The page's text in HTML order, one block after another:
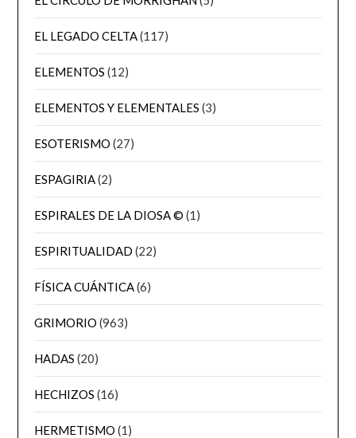
EL LEGADO CELTA(117)
ELEMENTOS (12)
ELEMENTOS Y ELEMENTALES (3)
ESOTERISMO (27)
ESPAGIRIA(2)
ESPIRALES DE LA DIOSA © (1)
ESPIRITUALIDAD (22)
FÍSICA CUÁNTICA(6)
GRIMORIO (963)
HADAS (20)
HECHIZOS (16)
HERMETISMO (1)